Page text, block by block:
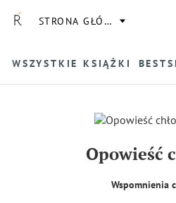
STRONA GŁÓWNA
WSZYSTKIE KSIĄŻKI
Opowieść
Wspomnienia